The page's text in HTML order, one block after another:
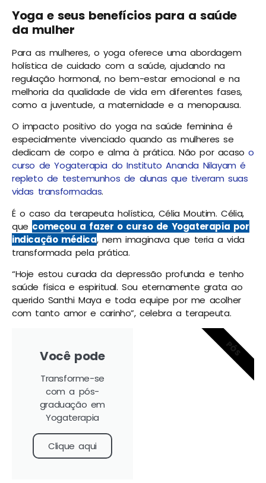
Yoga e seus benefícios para a saúde
da mulher
Para as mulheres, o yoga oferece uma abordagem
holística de cuidado com a saúde, ajudando na
regulação hormonal, no bem-estar emocional e na
melhoria da qualidade de vida em diferentes fases,
como a juventude, a maternidade e a menopausa.
O impacto positivo do yoga na saúde feminina é
especialmente vivenciado quando as mulheres se
dedicam de corpo e alma à prática. Não por acasoo
curso de Yogaterapia do Instituto Ananda Nilayam é
repleto de testemunhos de alunas que tiveram suas
vidas transformadas.
É o caso da terapeuta holística, Célia Moutim. Célia,
que começou a fazer o curso de Yogaterapia por
indicação médica, nem imaginava que teria a vida
transformada pela prática.
“Hoje estou curada da depressão profunda e tenho
saúde física e espiritual. Sou eternamente grata ao
querido Santhi Maya e toda equipe por me acolher
com tanto amor e carinho”, celebra a terapeuta.
Você pode
Transforme-se
com a pós-
graduação em
Yogaterapia
Clique aqui
PÓS